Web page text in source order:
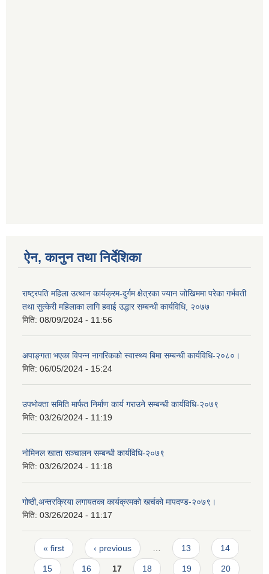
ऐन, कानुन तथा निर्देशिका
राष्ट्रपति महिला उत्थान कार्यक्रम-दुर्गम क्षेत्रका ज्यान जोखिममा परेका गर्भवती
तथा सुत्केरी महिलाका लागि हवाई उद्धार सम्बन्धी कार्यविधि, २०७७
मिति: 08/09/2024 - 11:56
अपाङ्गता भएका विपन्न नागरिकको स्वास्थ्य बिमा सम्बन्धी कार्यविधि-२०८०।
मिति: 06/05/2024 - 15:24
उपभोक्ता समिति मार्फत निर्माण कार्य गराउने सम्बन्धी कार्यविधि-२०७९
मिति: 03/26/2024 - 11:19
नोमिनल खाता सञ्चालन सम्बन्धी कार्यविधि-२०७९
मिति: 03/26/2024 - 11:18
गोष्ठी,अन्तरक्रिया लगायतका कार्यक्रमको खर्चको मापदण्ड-२०७९।
मिति: 03/26/2024 - 11:17
Pages
« first ‹ previous 13 14
15 16 17 18 19 20